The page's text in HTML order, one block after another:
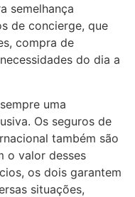
semelhança
de concierge, que
compra de
do dia a
uma
Os seguros de
também são
o valor desses
os dois garantem
situações,